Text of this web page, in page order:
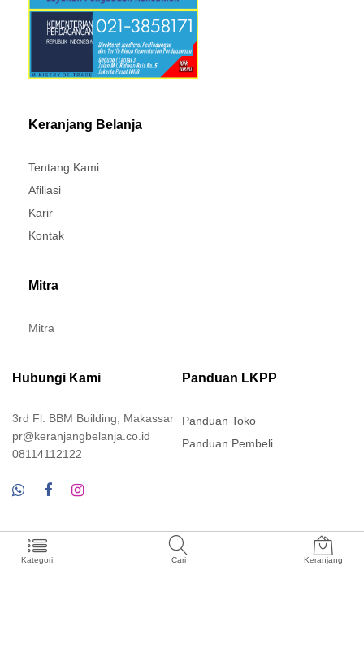
Kategori Cari Keranjang
Keranjang Belanja
Tentang Kami
Afiliasi
Karir
Kontak
Mitra
Mitra
Hubungi Kami
3rd Fl. BBM Building, Makassar
pr@keranjangbelanja.co.id
08114112122
Panduan LKPP
Panduan Toko
Panduan Pembeli
Install Aplikasi
Keranjang Belanja